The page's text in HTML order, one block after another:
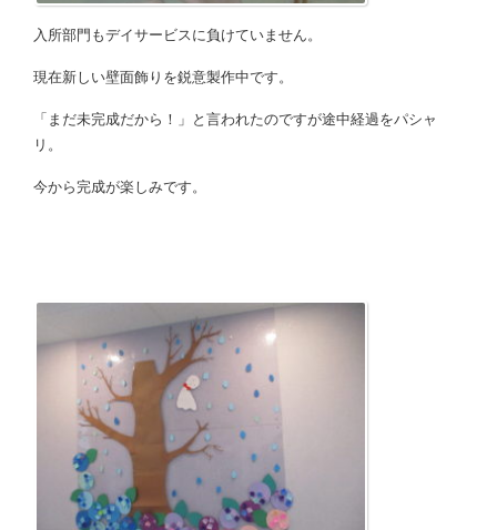
入所部門もデイサービスに負けていません。
現在新しい壁面飾りを鋭意製作中です。
「まだ未完成だから！」と言われたのですが途中経過をパシャ
リ。
今から完成が楽しみです。